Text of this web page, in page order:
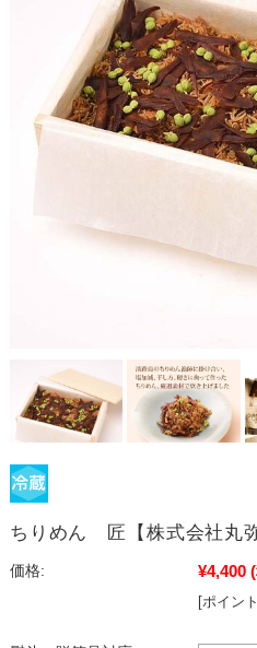
ちりめん 匠【株式会社丸弥
価格: ¥4,400
[ポイン